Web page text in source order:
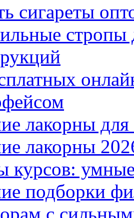
сигареты
лакорны для
лакорны
курсов:
подборки
с